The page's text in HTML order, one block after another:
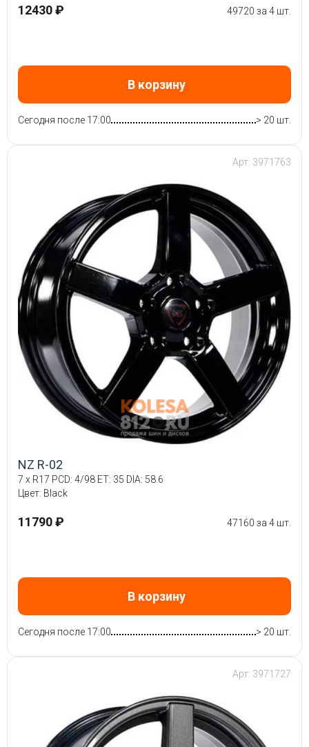
12430 ₽ 49720 за 4 шт.
В корзину
Сегодня после 17:00 > 20 шт.
Арт: 3971763
NZ R-02
7 x R17 PCD: 4/98 ET: 35 DIA: 58.6
Цвет: Black
11790 ₽ 47160 за 4 шт.
В корзину
Сегодня после 17:00 > 20 шт.
Арт: 3971727